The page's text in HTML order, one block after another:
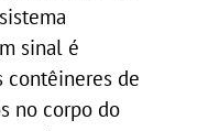
sinal é
contêineres de
no corpo do